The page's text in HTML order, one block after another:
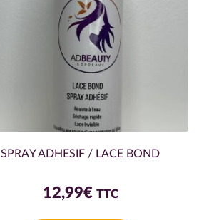
SPRAY ADHESIF / LACE BOND
12,99€ TTC